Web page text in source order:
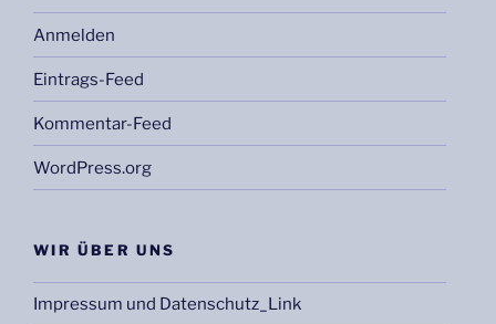
Anmelden
Eintrags-Feed
Kommentar-Feed
WordPress.org
WIR ÜBER UNS
Impressum und Datenschutz_Link